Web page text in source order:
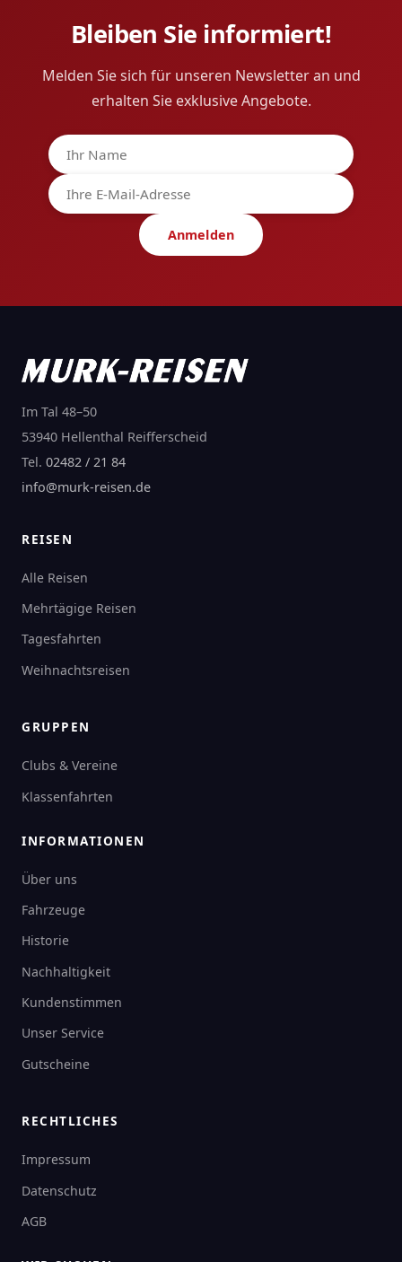
Bleiben Sie informiert!
Melden Sie sich für unseren Newsletter an und
erhalten Sie exklusive Angebote.
Anmelden
Im Tal 48–50
53940 Hellenthal Reifferscheid
Tel. 02482 / 21 84
info@murk-reisen.de
REISEN
Alle Reisen
Mehrtägige Reisen
Tagesfahrten
Weihnachtsreisen
GRUPPEN
Clubs & Vereine
Klassenfahrten
INFORMATIONEN
Über uns
Fahrzeuge
Historie
Nachhaltigkeit
Kundenstimmen
Unser Service
Gutscheine
RECHTLICHES
Impressum
Datenschutz
AGB